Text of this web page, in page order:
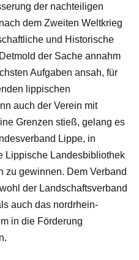
der nachteiligen
dem Zweiten Weltkrieg
und Historische
der Sache annahm
Aufgaben ansah, für
lippischen
auch der Verein mit
Grenzen stieß, gelang es
Lippe, in
Lippische Landesbibliothek
zu gewinnen. Dem Verband
der Landschaftsverband
auch das nordrhein-
in die Förderung